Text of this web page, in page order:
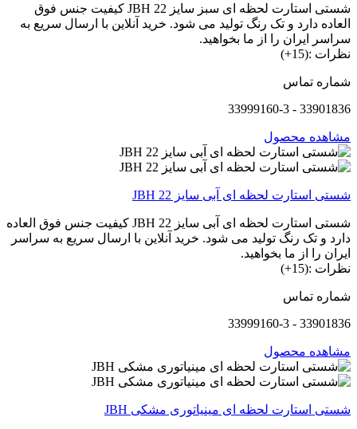
شستی استارت لحظه ای سبز سایز 22 JBH کیفیت جنس فوق
العاده دارد و تک رنگ تولید می شود. خرید آنلاین با ارسال سریع به
سراسر ایران را از ما بخواهید.
نظرات :(15+)
شماره تماس
33901836 - 33999160-3
مشاهده محصول
شستی استارت لحظه ای آبی سایز 22 JBH
شستی استارت لحظه ای آبی سایز 22 JBH کیفیت جنس فوق العاده
دارد و تک رنگ تولید می شود. خرید آنلاین با ارسال سریع به سراسر
ایران را از ما بخواهید.
نظرات :(15+)
شماره تماس
33901836 - 33999160-3
مشاهده محصول
شستی استارت لحظه ای مینیاتوری مشکی JBH